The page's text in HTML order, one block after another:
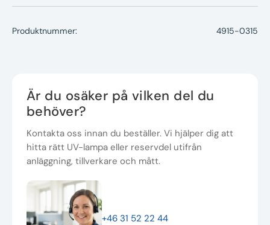
Produktnummer: 4915-0315
Är du osäker på vilken del du
behöver?
Kontakta oss innan du beställer. Vi hjälper dig att
hitta rätt UV-lampa eller reservdel utifrån
anläggning, tillverkare och mått.
+46 31 52 22 44